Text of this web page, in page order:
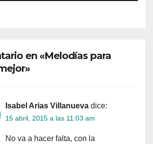
en «Melodías para
Isabel Arias Villanueva dice:
15 abril, 2015 a las 11:03 am
No va a hacer falta, con la